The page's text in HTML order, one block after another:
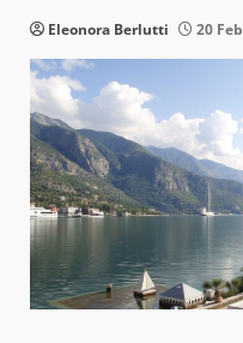
Eleonora Berlutti 20